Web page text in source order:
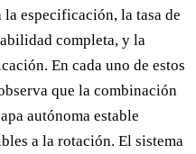
especificación, la tasa de
completa, y la
En cada uno de estos
que la combinación
autónoma estable
a la rotación. El sistema